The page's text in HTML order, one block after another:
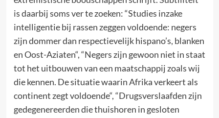
is daarbij soms ver te zoeken: “Studies inzake
intelligentie bij rassen zeggen voldoende: negers
zijn dommer dan respectievelijk hispano’s, blanken
en Oost-Aziaten“, “Negers zijn gewoon niet in staat
tot het uitbouwen van een maatschappij zoals wij
die kennen. De situatie waarin Afrika verkeert als
continent zegt voldoende“, “Drugsverslaafden zijn
gedegenereerden die thuishoren in gesloten